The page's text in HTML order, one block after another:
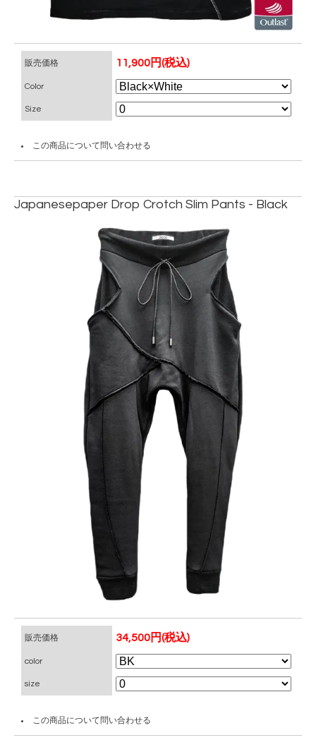
販売価格 11,900円(税込)
Color
Size
この商品について問い合わせる
Japanesepaper Drop Crotch Slim Pants - Black
販売価格 34,500円(税込)
color
size
この商品について問い合わせる